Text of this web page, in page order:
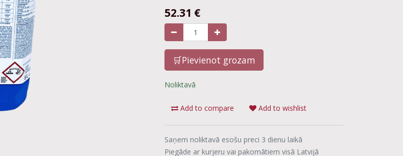
52.31 €
🛒Pievienot grozam
Noliktavā
Add to compare Add to wishlist
Saņem noliktavā esošu preci 3 dienu laikā
Piegāde ar kurjeru vai pakomātiem visā Latvijā